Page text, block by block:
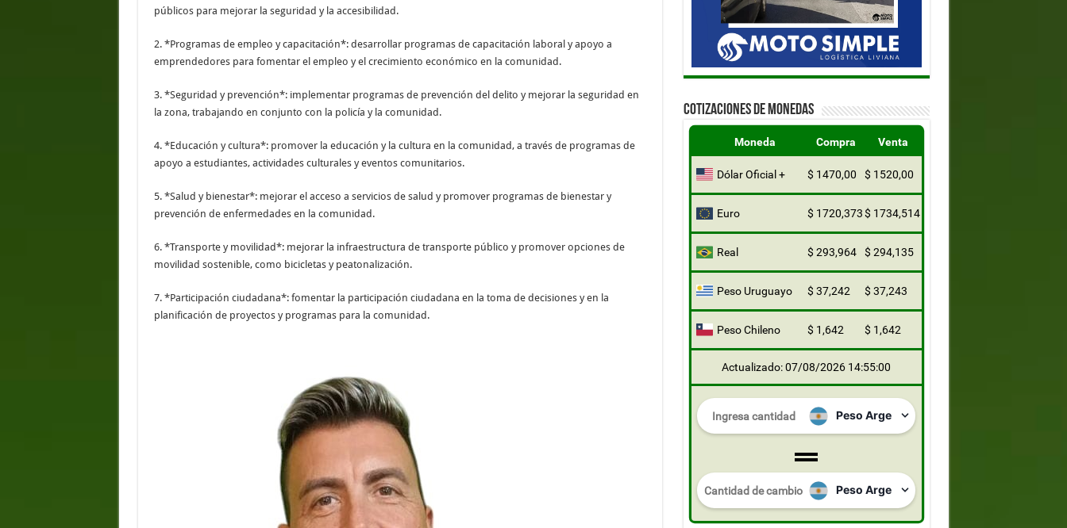
públicos para mejorar la seguridad y la accesibilidad.
2. *Programas de empleo y capacitación*: desarrollar programas de capacitación laboral y apoyo a
emprendedores para fomentar el empleo y el crecimiento económico en la comunidad.
3. *Seguridad y prevención*: implementar programas de prevención del delito y mejorar la seguridad en
la zona, trabajando en conjunto con la policía y la comunidad.
4. *Educación y cultura*: promover la educación y la cultura en la comunidad, a través de programas de
apoyo a estudiantes, actividades culturales y eventos comunitarios.
5. *Salud y bienestar*: mejorar el acceso a servicios de salud y promover programas de bienestar y
prevención de enfermedades en la comunidad.
6. *Transporte y movilidad*: mejorar la infraestructura de transporte público y promover opciones de
movilidad sostenible, como bicicletas y peatonalización.
7. *Participación ciudadana*: fomentar la participación ciudadana en la toma de decisiones y en la
planificación de proyectos y programas para la comunidad.
COTIZACIONES DE MONEDAS
Moneda Compra Venta
Dólar Oficial + $ 1470,00 $ 1520,00
Euro $ 1720,373$ 1734,514
Real $ 293,964 $ 294,135
Peso Uruguayo $ 37,242 $ 37,243
Peso Chileno $ 1,642 $ 1,642
Actualizado: 07/08/2026 14:55:00